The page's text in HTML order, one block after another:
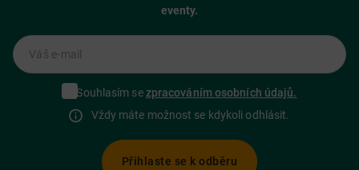
eventy.
Váš e-mail
Souhlasím sezpracováním osobních údajů.
Vždy máte možnost se kdykoli odhlásit.
Přihlaste se k odběru